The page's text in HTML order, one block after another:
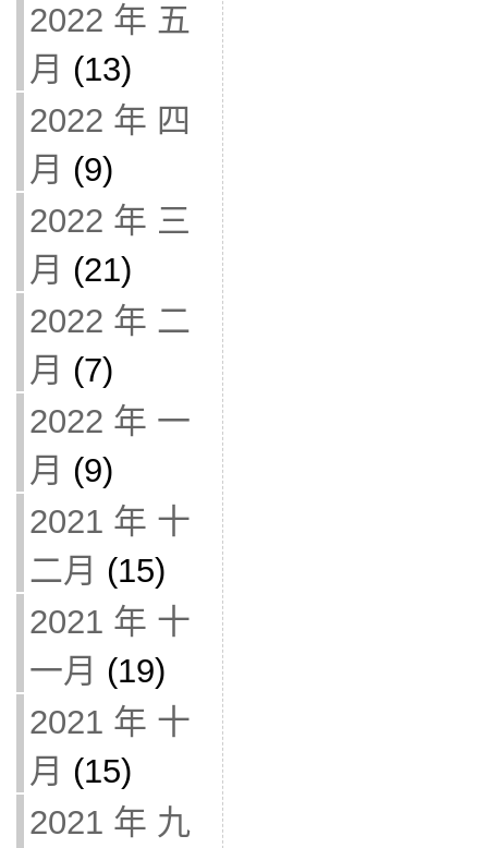
2022 年 五
月 (13)
2022 年 四
月 (9)
2022 年 三
月 (21)
2022 年 二
月 (7)
2022 年 一
月 (9)
2021 年 十
二月 (15)
2021 年 十
一月 (19)
2021 年 十
月 (15)
2021 年 九